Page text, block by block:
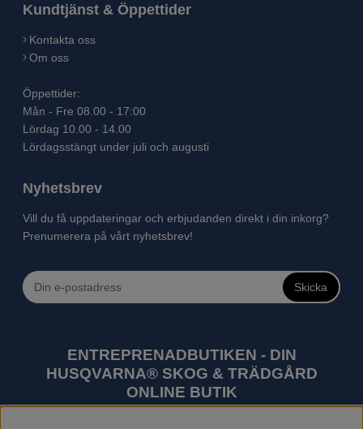
Kundtjänst & Öppettider
Kontakta oss
Om oss
Öppettider:
Mån - Fre 08.00 - 17:00
Lördag 10.00 - 14.00
Lördagsstängt under juli och augusti
Nyhetsbrev
Vill du få uppdateringar och erbjudanden direkt i din inkorg?
Prenumerera på vårt nyhetsbrev!
Skicka
ENTREPRENADBUTIKEN - DIN
HUSQVARNA® SKOG & TRÄDGÅRD
ONLINE BUTIK